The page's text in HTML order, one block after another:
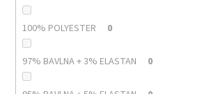
100% POLYESTER 0
97% BAVLNA + 3% ELASTAN 0